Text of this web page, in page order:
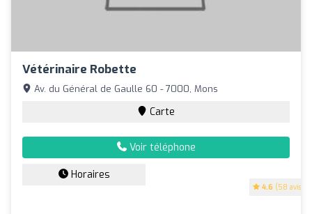
Vétérinaire Robette
4.6 (58 avis)
Av. du Général de Gaulle 60 - 7000, Mons
Carte
Voir téléphone
Horaires